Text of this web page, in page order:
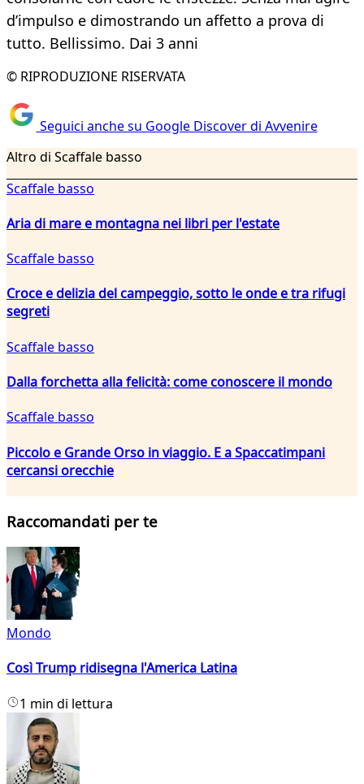
d’impulso e dimostrando un affetto a prova di
tutto. Bellissimo. Dai 3 anni
© RIPRODUZIONE RISERVATA
Seguici anche su Google Discover di Avvenire
Altro di Scaffale basso
Scaffale basso
Aria di mare e montagna nei libri per l'estate
Scaffale basso
Croce e delizia del campeggio, sotto le onde e tra rifugi
segreti
Scaffale basso
Dalla forchetta alla felicità: come conoscere il mondo
Scaffale basso
Piccolo e Grande Orso in viaggio. E a Spaccatimpani
cercansi orecchie
Raccomandati per te
Mondo
Così Trump ridisegna l'America Latina
1 min di lettura